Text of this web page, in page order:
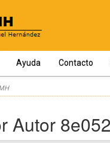
Ayuda Contacto
Autor